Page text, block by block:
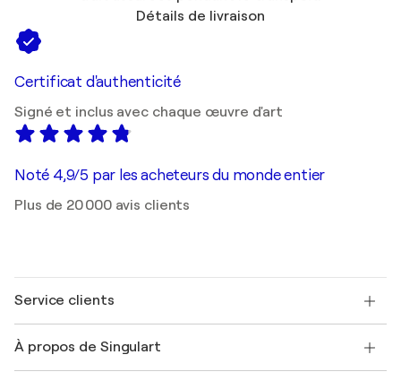
Détails de livraison
Certificat d'authenticité
Signé et inclus avec chaque œuvre d'art
Noté 4,9/5 par les acheteurs du monde entier
Plus de 20 000 avis clients
Service clients
Expédition
À propos de Singulart